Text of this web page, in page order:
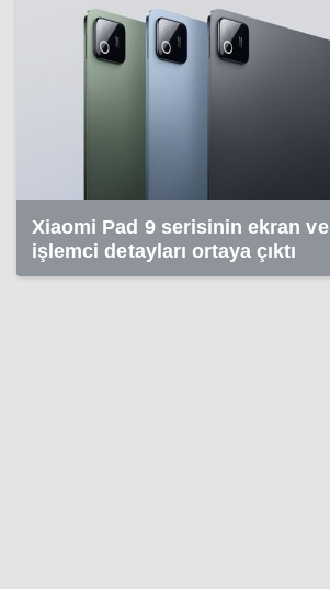
Xiaomi Pad 9 serisinin ekran ve
işlemci detayları ortaya çıktı